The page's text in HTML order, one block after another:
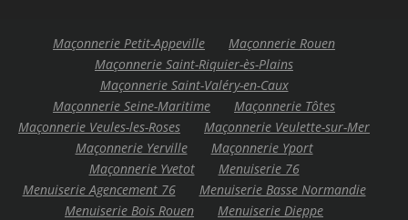
Maçonnerie Petit-Appeville
Maçonnerie Rouen
Maçonnerie Saint-Riquier-ès-Plains
Maçonnerie Saint-Valéry-en-Caux
Maçonnerie Seine-Maritime
Maçonnerie Tôtes
Maçonnerie Veules-les-Roses
Maçonnerie Veulette-sur-Mer
Maçonnerie Yerville
Maçonnerie Yport
Maçonnerie Yvetot
Menuiserie 76
Menuiserie Agencement 76
Menuiserie Basse Normandie
Menuiserie Bois Rouen
Menuiserie Dieppe